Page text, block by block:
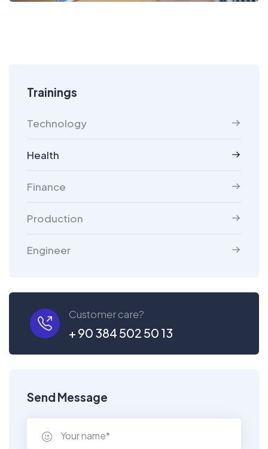
Trainings
Technology
Health
Finance
Production
Engineer
Customer care?
+ 90 384 502 50 13
Send Message